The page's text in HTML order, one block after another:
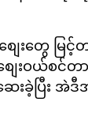
ေးတွေ မ
ျေးဝယ်စင်
းခဲ့ပြီး အဲ